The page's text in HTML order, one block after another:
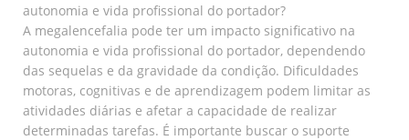
autonomia e vida profissional do portador?
A megalencefalia pode ter um impacto significativo na
autonomia e vida profissional do portador, dependendo
das sequelas e da gravidade da condição. Dificuldades
motoras, cognitivas e de aprendizagem podem limitar as
atividades diárias e afetar a capacidade de realizar
determinadas tarefas. É importante buscar o suporte